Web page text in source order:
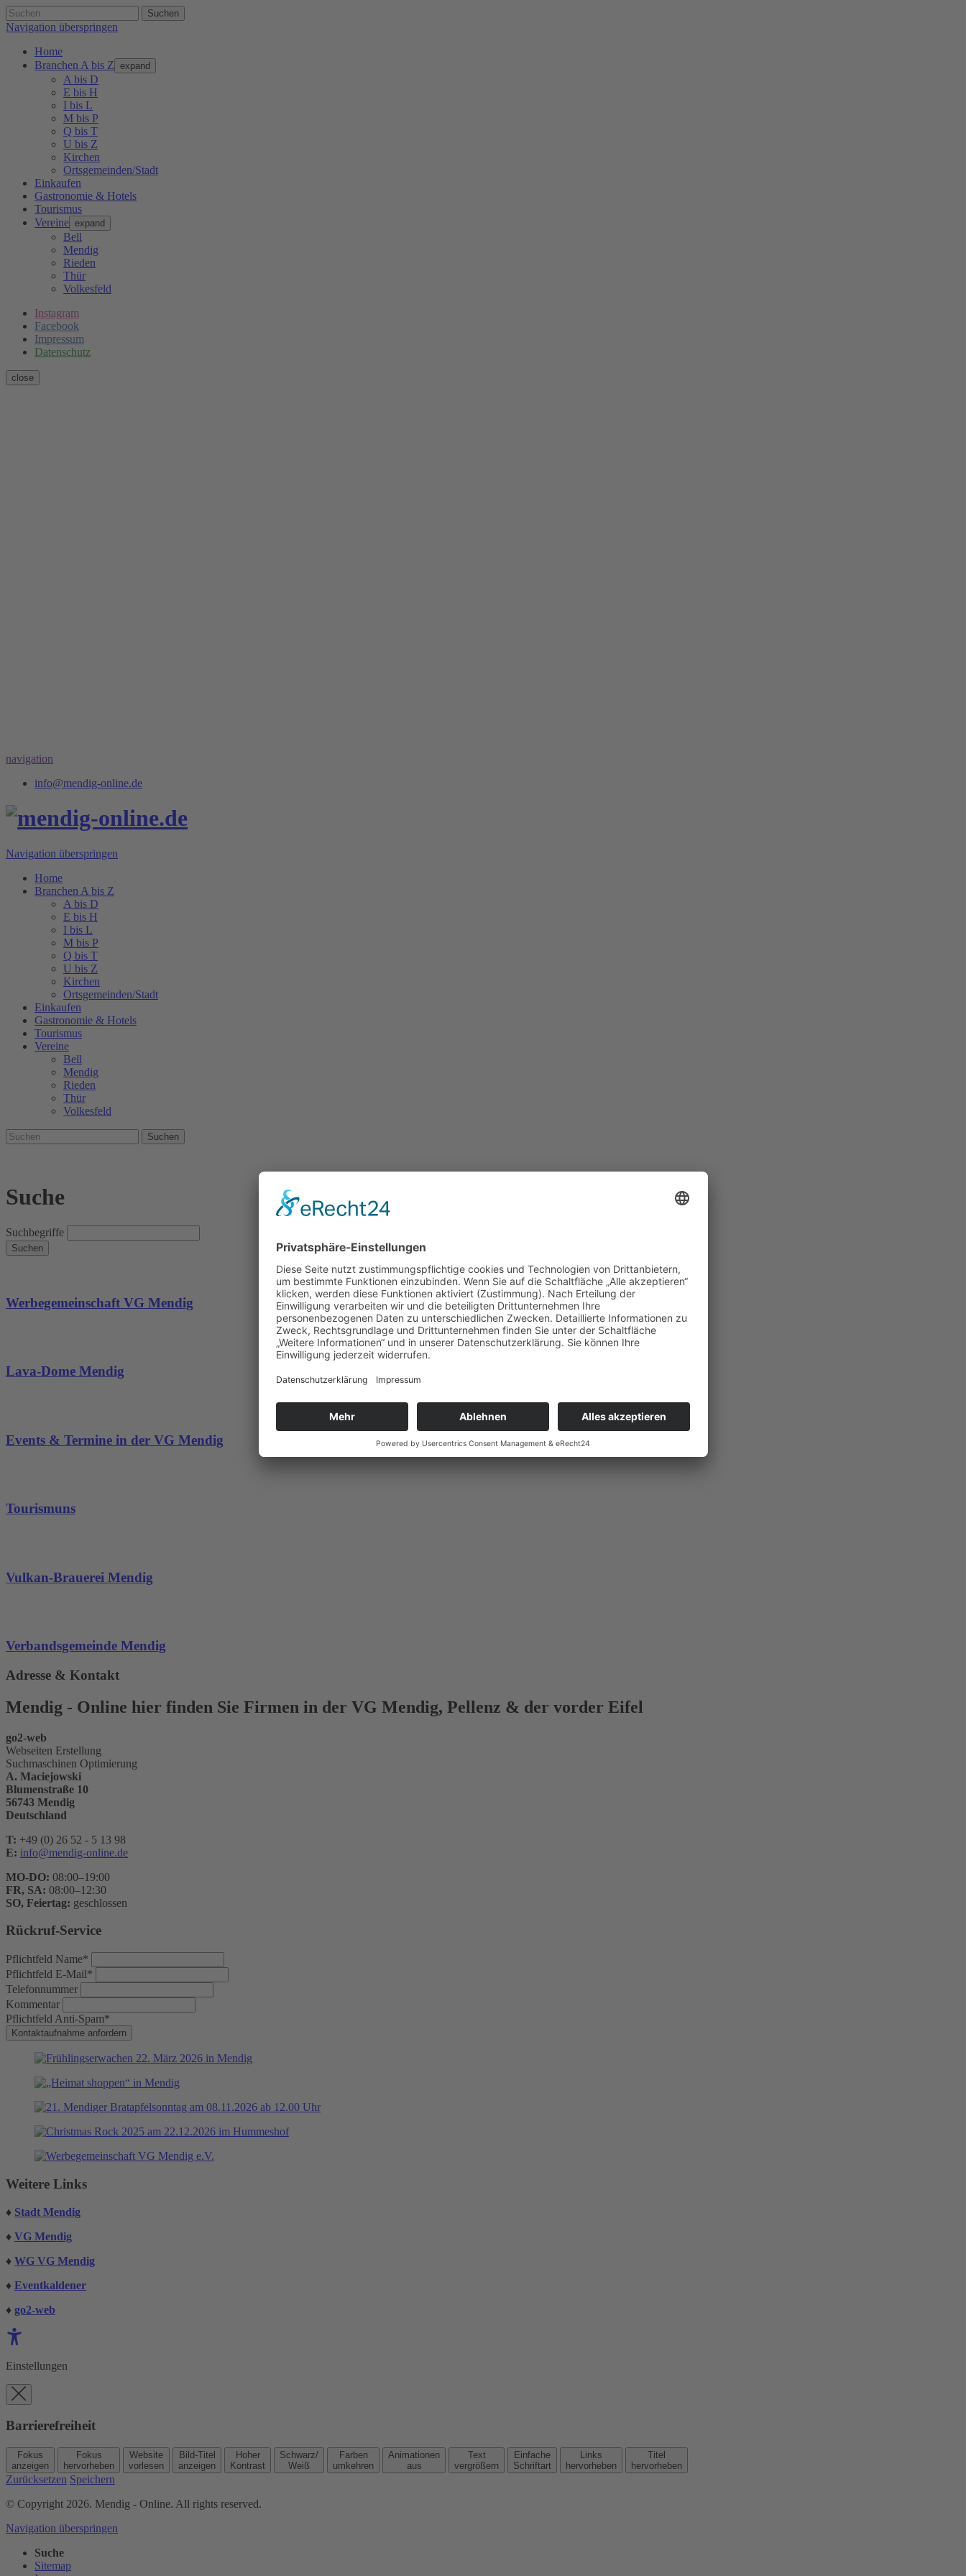
Suchen
Navigation überspringen
Home
Branchen A bis Z expand
A bis D
E bis H
I bis L
M bis P
Q bis T
U bis Z
Kirchen
Ortsgemeinden/Stadt
Einkaufen
Gastronomie & Hotels
Tourismus
Vereine expand
Bell
Mendig
Rieden
Thür
Volkesfeld
Instagram
Facebook
Impressum
Datenschutz
close
navigation
info@mendig-online.de
Navigation überspringen
Home
Branchen A bis Z
A bis D
E bis H
I bis L
M bis P
Q bis T
U bis Z
Kirchen
Ortsgemeinden/Stadt
Einkaufen
Gastronomie & Hotels
Tourismus
Vereine
Bell
Mendig
Rieden
Thür
Volkesfeld
Suchen
Suche
Suchbegriffe
Suchen
Werbegemeinschaft VG Mendig
Lava-Dome Mendig
Events & Termine in der VG Mendig
Tourismuns
Vulkan-Brauerei Mendig
Verbandsgemeinde Mendig
Adresse & Kontakt
Mendig - Online hier finden Sie Firmen in der VG Mendig, Pellenz & der vorder Eifel
go2-web
Webseiten Erstellung
Suchmaschinen Optimierung
A. Maciejowski
Blumenstraße 10
56743 Mendig
Deutschland
T: +49 (0) 26 52 - 5 13 98
E: info@mendig-online.de
MO-DO: 08:00–19:00
FR, SA: 08:00–12:30
SO, Feiertag: geschlossen
Rückruf-Service
Pflichtfeld Name*
Pflichtfeld E-Mail*
Telefonnummer
Kommentar
Pflichtfeld Anti-Spam*
Kontaktaufnahme anfordern
Weitere Links
♦ Stadt Mendig
♦ VG Mendig
♦ WG VG Mendig
♦ Eventkaldener
♦ go2-web
Einstellungen
Barrierefreiheit
Fokus
anzeigen
Fokus
hervorheben
Website
vorlesen
Bild-Titel
anzeigen
Hoher
Kontrast
Schwarz/
Weiß
Farben
umkehren
Animationen
aus
Text
vergrößern
Einfache
Schriftart
Links
hervorheben
Titel
hervorheben
Zurücksetzen Speichern
© Copyright 2026. Mendig - Online. All rights reserved.
Navigation überspringen
Suche
Sitemap